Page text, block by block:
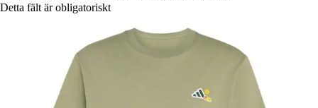
Detta fält är obligatoriskt